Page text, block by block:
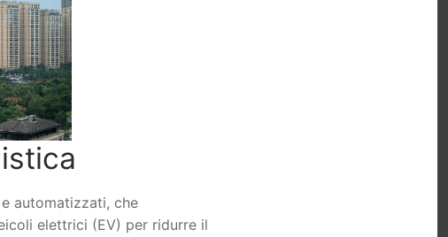
automatizzati, che
elettrici (EV) per ridurre il